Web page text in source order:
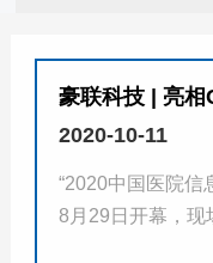
2020-10-11
“2020中国医院信
8月29日开幕，现